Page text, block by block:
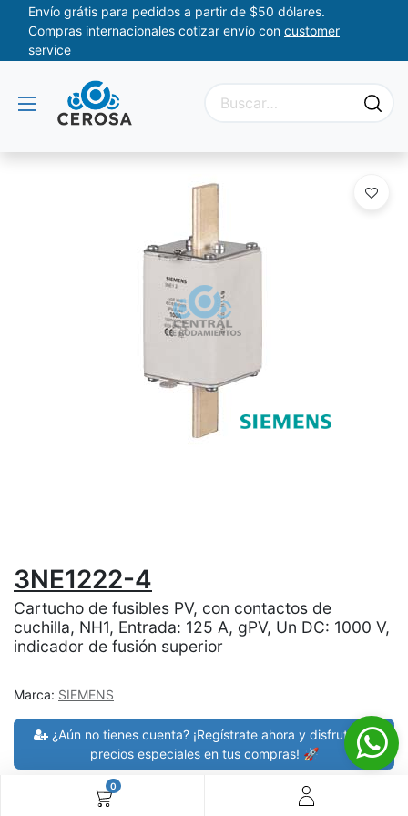
0
Envío grátis para pedidos a partir de $50 dólares.
Compras internacionales cotizar envío con customer
service
3NE1222-4
Cartucho de fusibles PV, con contactos de
cuchilla, NH1, Entrada: 125 A, gPV, Un DC: 1000 V,
indicador de fusión superior
Marca: SIEMENS
¿Aún no tienes cuenta? ¡Regístrate ahora y disfruta de
precios especiales en tus compras! 🚀
30 días de devolución